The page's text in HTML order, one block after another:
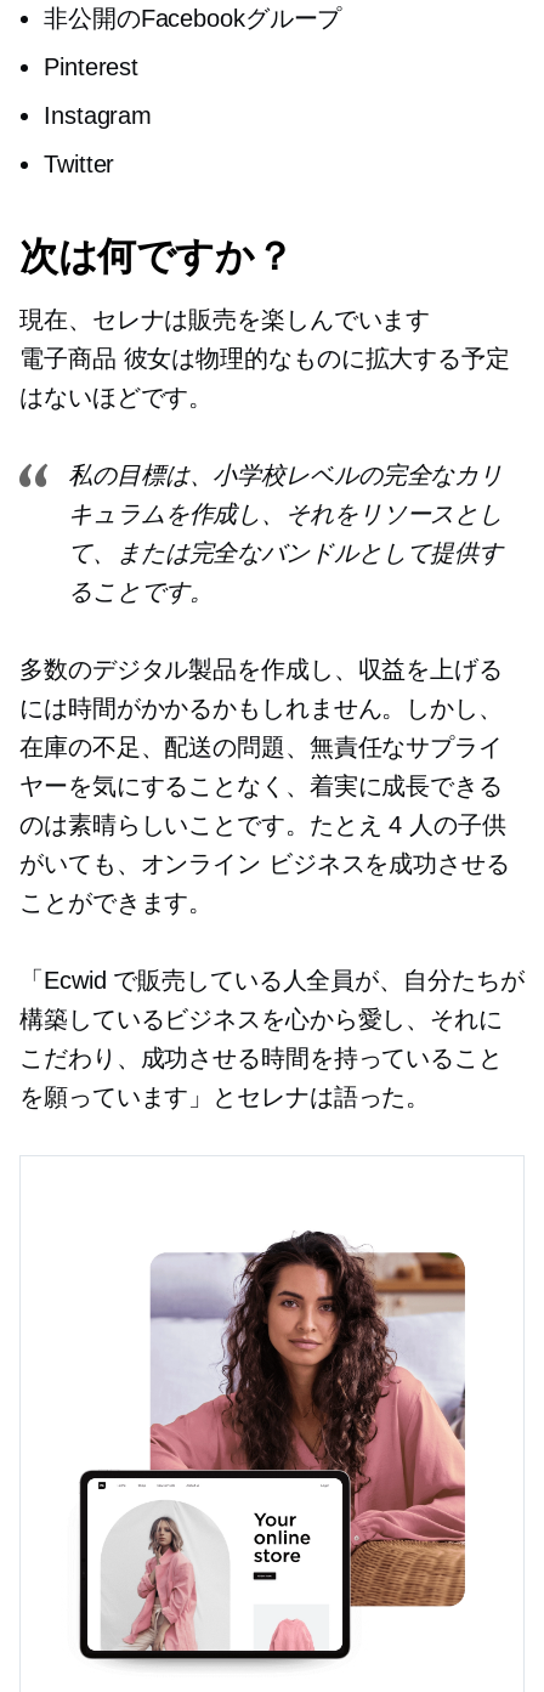
非公開のFacebookグループ
Pinterest
Instagram
Twitter
次は何ですか？
現在、セレナは販売を楽しんでいます
電子商品 彼女は物理的なものに拡大する予定
はないほどです。
私の目標は、小学校レベルの完全なカリ
キュラムを作成し、それをリソースとし
て、または完全なバンドルとして提供す
ることです。
多数のデジタル製品を作成し、収益を上げる
には時間がかかるかもしれません。しかし、
在庫の不足、配送の問題、無責任なサプライ
ヤーを気にすることなく、着実に成長できる
のは素晴らしいことです。たとえ 4 人の子供
がいても、オンライン ビジネスを成功させる
ことができます。
「Ecwid で販売している人全員が、自分たちが
構築しているビジネスを心から愛し、それに
こだわり、成功させる時間を持っていること
を願っています」とセレナは語った。